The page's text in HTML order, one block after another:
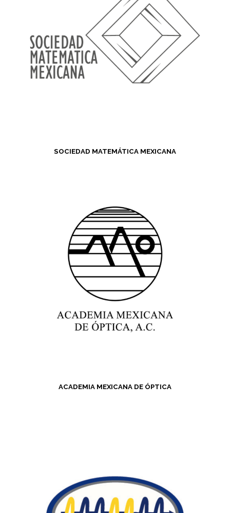
SOCIEDAD MATEMÁTICA MEXICANA
ACADEMIA MEXICANA DE ÓPTICA